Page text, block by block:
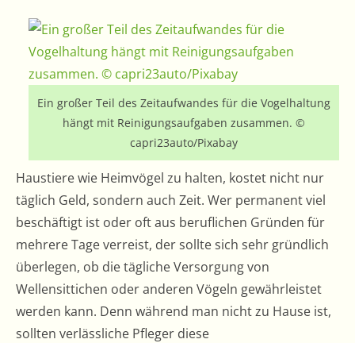
Ein großer Teil des Zeitaufwandes für die Vogelhaltung
hängt mit Reinigungsaufgaben zusammen. ©
capri23auto/Pixabay
Haustiere wie Heimvögel zu halten, kostet nicht nur
täglich Geld, sondern auch Zeit. Wer permanent viel
beschäftigt ist oder oft aus beruflichen Gründen für
mehrere Tage verreist, der sollte sich sehr gründlich
überlegen, ob die tägliche Versorgung von
Wellensittichen oder anderen Vögeln gewährleistet
werden kann. Denn während man nicht zu Hause ist,
sollten verlässliche Pfleger diese